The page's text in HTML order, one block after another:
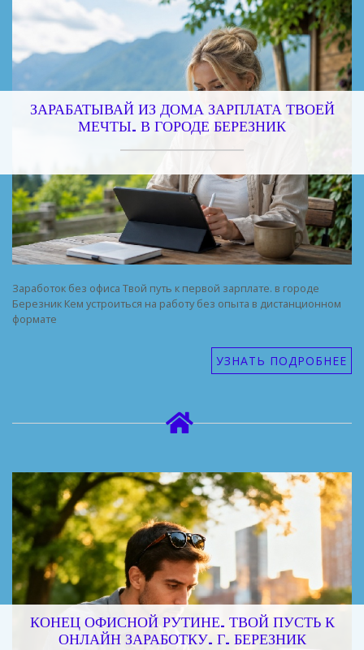
ЗАРАБАТЫВАЙ ИЗ ДОМА ЗАРПЛАТА ТВОЕЙ
МЕЧТЫ. В ГОРОДЕ БЕРЕЗНИК
Заработок без офиса Твой путь к первой зарплате. в городе
Березник Кем устроиться на работу без опыта в дистанционном
формате
УЗНАТЬ ПОДРОБНЕЕ
КОНЕЦ ОФИСНОЙ РУТИНЕ. ТВОЙ ПУСТЬ К
ОНЛАЙН ЗАРАБОТКУ. Г. БЕРЕЗНИК